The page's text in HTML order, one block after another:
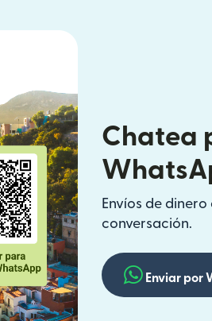
Chatea
Envíos de
conversación.
Enviar por